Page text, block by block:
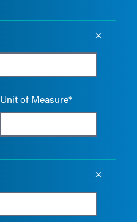
Unit of Measure*